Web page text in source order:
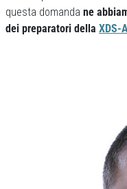
questa domanda ne
dei preparatori della XDS-